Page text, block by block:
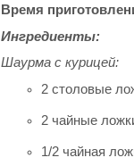
Время
Ингредиенты:
Шаурма с курицей:
2 столовые
2 чайные
1/2 чайная